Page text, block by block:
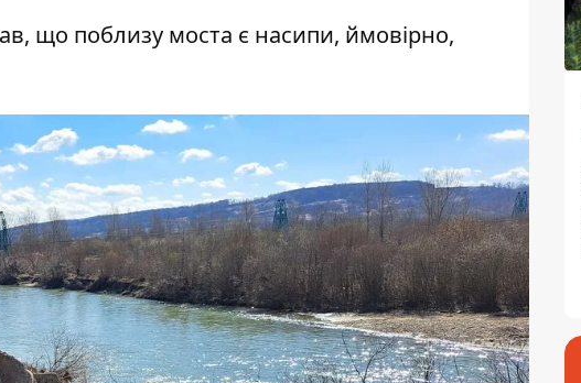
що поблизу моста є насипи, ймовірно,